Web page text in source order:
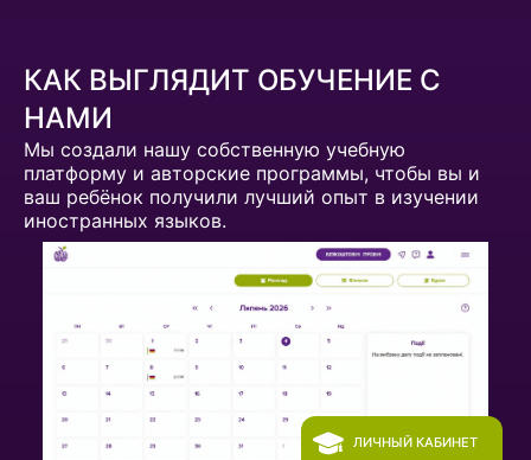
КАК ВЫГЛЯДИТ ОБУЧЕНИЕ С
НАМИ
Мы создали нашу собственную учебную
платформу и авторские программы, чтобы вы и
ваш ребёнок получили лучший опыт в изучении
иностранных языков.
ЛИЧНЫЙ КАБИНЕТ